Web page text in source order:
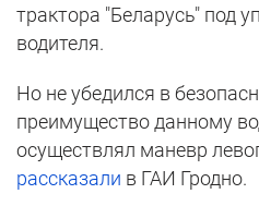
трактора "Беларусь" под
водителя.
Но не убедился в
преимущество данному
осуществлял маневр
рассказали в ГАИ Гродно.